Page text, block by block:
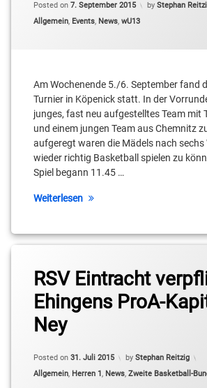
Posted on 7. September 2015 by Stephan
Categories:
Allgemein, Events, News, wU13
Am Wochenende 5./6. September fand
Turnier in Köpenick statt. In der
junges, fast neu aufgestelltes Team mit
und einem jungen Team aus Chemnitz
aufgeregt waren die Mädels nach sechs
wieder richtig Basketball spielen zu
Spiel begann 11.45 …
Weiterlesen
RSV Eintracht
Ehingens ProA-
Ney
Posted on 31. Juli 2015 by Stephan Reitzig
Categories:
Allgemein, Herren 1, News, Zweite Basketball-